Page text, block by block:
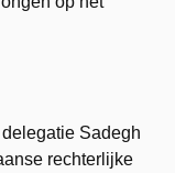
Sadegh
rechterlijke